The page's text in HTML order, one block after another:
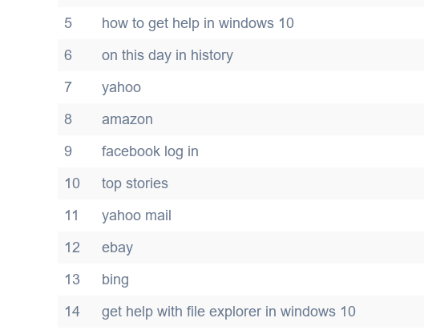
5
how to get help in windows 10
6
on this day in history
7
yahoo
8
amazon
9
facebook log in
10
top stories
11
yahoo mail
12
ebay
13
bing
14
get help with file explorer in windows 10